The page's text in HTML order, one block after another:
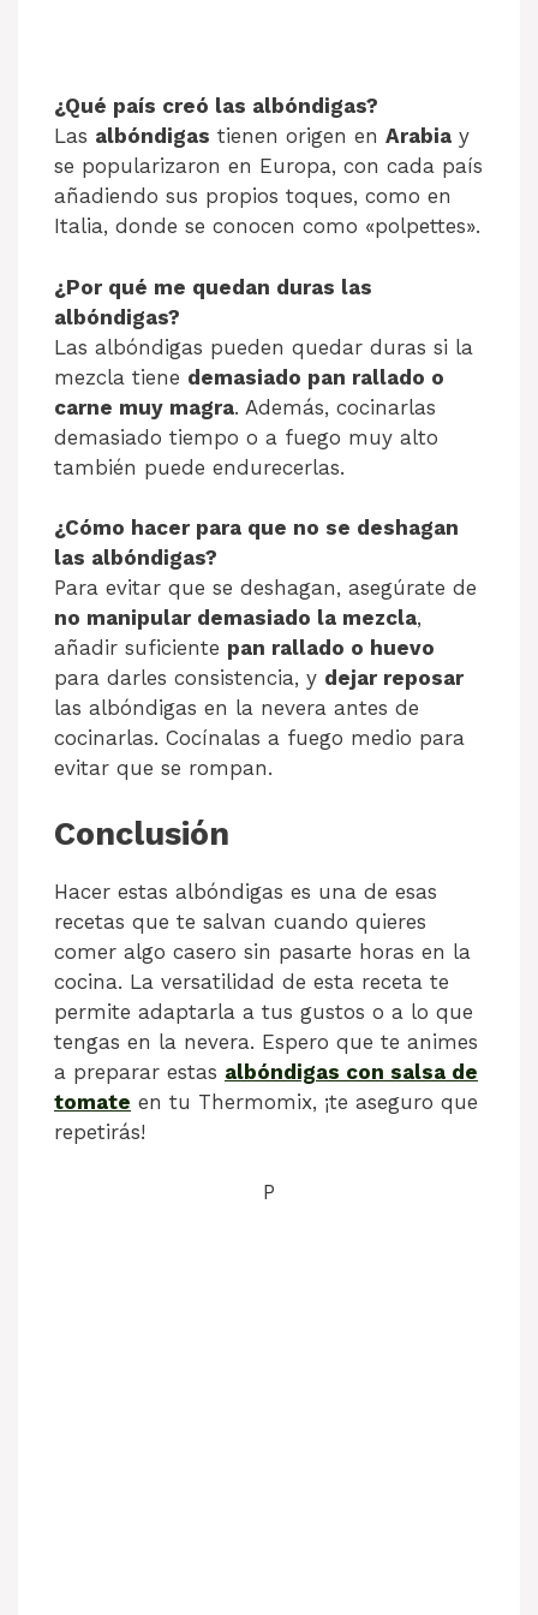
¿Qué país creó las albóndigas?
Las albóndigas tienen origen en Arabia y
se popularizaron en Europa, con cada país
añadiendo sus propios toques, como en
Italia, donde se conocen como «polpettes».
¿Por qué me quedan duras las
albóndigas?
Las albóndigas pueden quedar duras si la
mezcla tiene demasiado pan rallado o
carne muy magra. Además, cocinarlas
demasiado tiempo o a fuego muy alto
también puede endurecerlas.
¿Cómo hacer para que no se deshagan
las albóndigas?
Para evitar que se deshagan, asegúrate de
no manipular demasiado la mezcla,
añadir suficiente pan rallado o huevo
para darles consistencia, y dejar reposar
las albóndigas en la nevera antes de
cocinarlas. Cocínalas a fuego medio para
evitar que se rompan.
Conclusión
Hacer estas albóndigas es una de esas
recetas que te salvan cuando quieres
comer algo casero sin pasarte horas en la
cocina. La versatilidad de esta receta te
permite adaptarla a tus gustos o a lo que
tengas en la nevera. Espero que te animes
a preparar estas albóndigas con salsa de
tomate en tu Thermomix, ¡te aseguro que
repetirás!
P